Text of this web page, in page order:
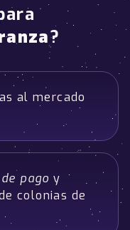
?
al mercado
pago y
colonias de